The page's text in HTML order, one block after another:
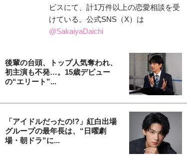
ビスにて、計1万件以上の恋愛相談を受
けている。公式SNS（X）は
@SakaiyaDaichi
後輩の台頭、トップ人気奪われ、
初主演も不発…。15歳デビュー
の“エリート”...
「アイドルだったの!?」紅白出場
グループの最年長は、“日曜劇
場・朝ドラ”に...